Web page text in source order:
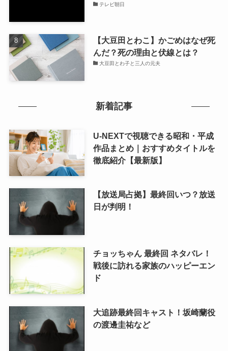
テレビ朝日
【大豆田とわこ】かごめはなぜ死
んだ？死の理由と伏線とは？
大豆田とわ子と三人の元夫
新着記事
U-NEXTで視聴できる昭和・平成
作品まとめ｜おすすめタイトルを
徹底紹介【最新版】
【放送局占拠】最終回いつ？放送
日が判明！
チョッちゃん 最終回 ネタバレ！
戦後に訪れる家族のハッピーエン
ド
大追跡最終回キャスト！坂崎蘭役
の渡邊圭祐など